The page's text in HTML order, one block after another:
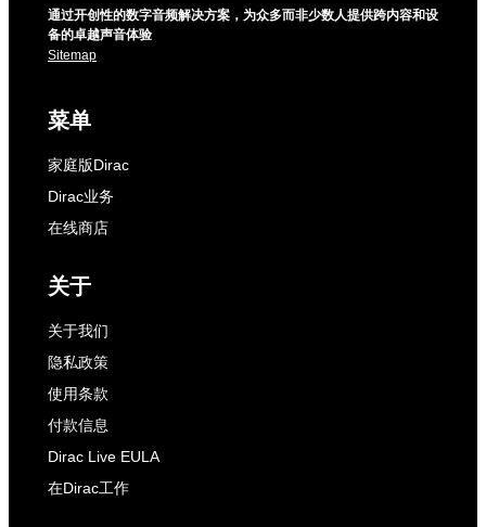
通过开创性的数字音频解决方案，为众多而非少数人提供跨内容和设
备的卓越声音体验
Sitemap
菜单
家庭版Dirac
Dirac业务
在线商店
关于
关于我们
隐私政策
使用条款
付款信息
Dirac Live EULA
在Dirac工作